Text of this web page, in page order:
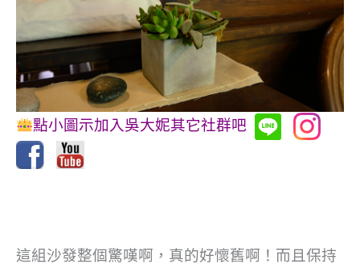
點小圖示加入吳大妮其它社群吧
這組沙發整個驚嘆啊，真的好懷舊啊！而且保持